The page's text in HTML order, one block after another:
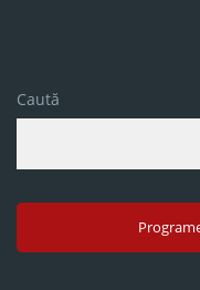
Caută